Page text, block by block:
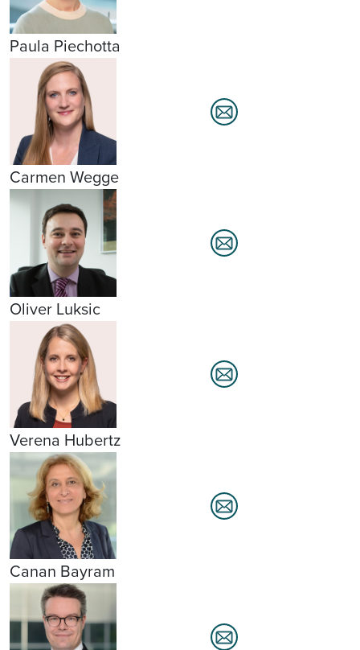
Paula Piechotta
Carmen Wegge
Oliver Luksic
Verena Hubertz
Canan Bayram